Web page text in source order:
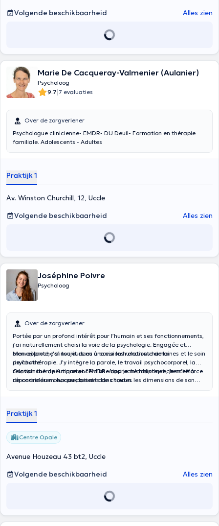
Volgende beschikbaarheid Alles zien
Marie De Cacqueray-Valmenier (Aulanier)
Psycholoog
9.7|7 evaluaties
Over de zorgverlener
Psychologue clinicienne- EMDR- DU Deuil- Formation en thérapie
familiale. Adolescents - Adultes
Praktijk 1
Av. Winston Churchill, 12, Uccle
Volgende beschikbaarheid
Alles zien
Joséphine Poivre
Psycholoog
Over de zorgverlener
Portée par un profond intérêt pour l’humain et ses fonctionnements,
j’ai naturellement choisi la voie de la psychologie. Engagée et
bienveillante, j'ai toujours eu à cœur les relations humaines et le soin
de l’autre.
Mon approche s’inscrit dans une vision humaniste de la
psychothérapie. J’y intègre la parole, le travail psychocorporel, la
relation thérapeutique et l’EMDR. Ainsi je m’adapte et cherche à
répondre au mieux aux besoins de chacun.
Convaincue de l’importance d’une approche holistique, je m’efforce
de considérer chaque patient dans toutes les dimensions de son
réseau pour offrir un accompagnement cohérent et complet.
Praktijk 1
Centre Opale
Avenue Houzeau 43 bt2, Uccle
Volgende beschikbaarheid
Alles zien